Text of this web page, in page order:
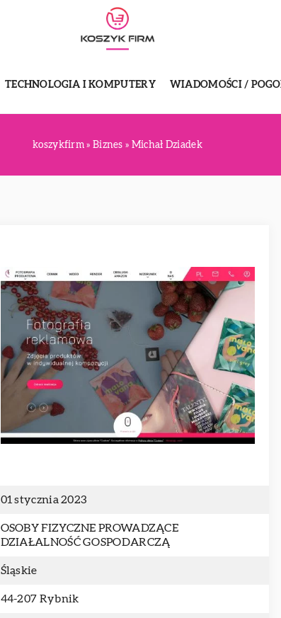
TECHNOLOGIA I KOMPUTERY WIADOMOŚCI /
koszykfirm » Biznes » Michał Dziadek
01 stycznia 2023
OSOBY FIZYCZNE PROWADZĄCE
DZIAŁALNOŚĆ GOSPODARCZĄ
Śląskie
44-207 Rybnik